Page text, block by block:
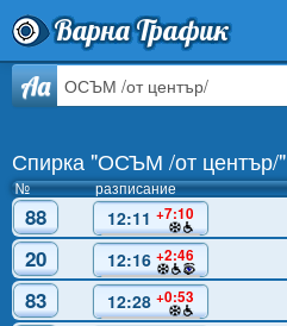
Варна Трафик
Спирка
Разписание
Как Да Стигна?
Инфо
Aa
Спирка "ОСЪМ /от център/"
№ разписание
88 12:11 +7:10
20
12:16 +2:46
83
12:28 +0:53